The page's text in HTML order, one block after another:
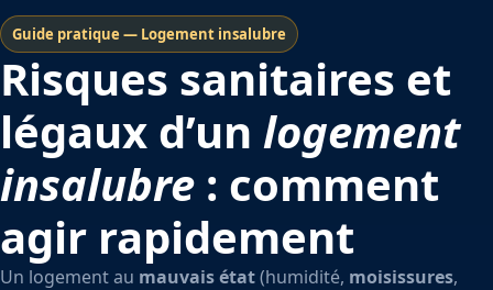
Guide pratique — Logement insalubre
Risques sanitaires et
légaux d’un logement
insalubre : comment
agir rapidement
Un logement au mauvais état(humidité, moisissures,